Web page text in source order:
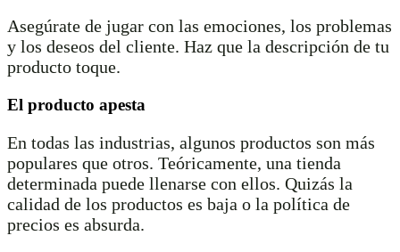
Asegúrate de jugar con las emociones, los problemas
y los deseos del cliente. Haz que la descripción de tu
producto toque.
El producto apesta
En todas las industrias, algunos productos son más
populares que otros. Teóricamente, una tienda
determinada puede llenarse con ellos. Quizás la
calidad de los productos es baja o la política de
precios es absurda.